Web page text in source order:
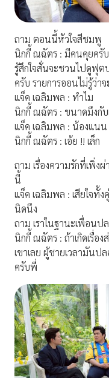
ถาม ตอนนี้หัวใจสีชมพู
นิกกี้ ณฉัตร : มีคนคุยครั
รู้สึกใจสั่นจะชวนไปดูฟุต
ครับ รายการออนไม่รู้ว่า
แจ็ค เฉลิมพล : ทำไม
นิกกี้ ณฉัตร : ขนาดมึงกับ
แจ็ค เฉลิมพล : น้องแนน
นิกกี้ ณฉัตร : เอ้ย !! เล็ก
ถาม เรื่องความรักที่เพิ่งผ่
นี้
แจ็ค เฉลิมพล : เสียใจทั้ง
นิดนึง
ถาม เราในฐานะเพื่อนป
นิกกี้ ณฉัตร : ถ้าเกิดเรื่อ
เขาเลย ผู้ชายเวลามัน
ครับพี่